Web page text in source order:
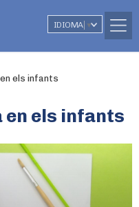
IDIOMA ▼
els infants
els infants